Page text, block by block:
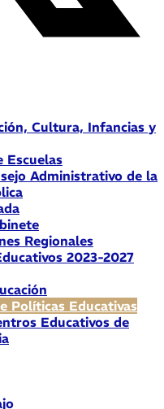
Cultura, Infancias y
Escuelas
Administrativo de la
Regionales
2023-2027
Políticas Educativas
Educativos de